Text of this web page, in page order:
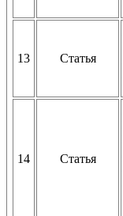
13 Статья
14 Статья